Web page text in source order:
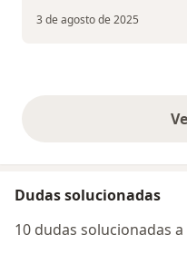
3 de agosto de 2025
Dudas solucionadas
10 dudas solucionadas